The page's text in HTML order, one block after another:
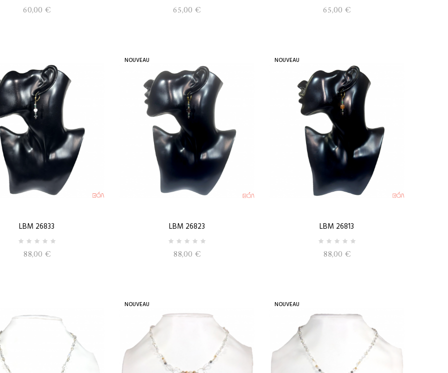
60,00 € 65,00 € 65,00 €
LBM 26833
88,00 €
NOUVEAU
LBM 26823
88,00 €
NOUVEAU
LBM 26813
88,00 €
NOUVEAU NOUVEAU